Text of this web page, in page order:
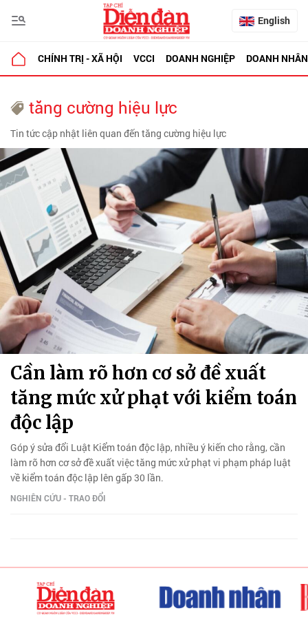
English
CHÍNH TRỊ - XÃ HỘI VCCI DOANH NGHIỆP DOANH NHÂN
tăng cường hiệu lực
Tin tức cập nhật liên quan đến tăng cường hiệu lực
Cần làm rõ hơn cơ sở đề xuất
tăng mức xử phạt với kiểm toán
độc lập
Góp ý sửa đổi Luật Kiểm toán độc lập, nhiều ý kiến cho rằng, cần
làm rõ hơn cơ sở đề xuất việc tăng mức xử phạt vi phạm pháp luật
về kiểm toán độc lập lên gấp 30 lần.
NGHIÊN CỨU - TRAO ĐỔI